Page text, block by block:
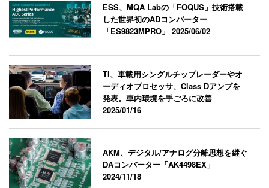
ESS、MQA Labの「FOQUS」技術搭載
した世界初のADコンバーター
「ES9823MPRO」2025/06/02
TI、車載用シングルチップレーダーやオ
ーディオプロセッサ、Class Dアンプを
発表。車内環境を手ごろに改善
2025/01/16
AKM、デジタル/アナログ分離思想を継ぐ
DAコンバーター「AK4498EX」
2024/11/18